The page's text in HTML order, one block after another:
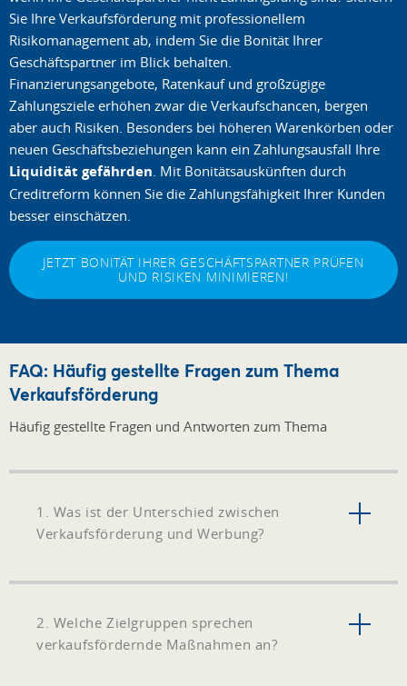
Sie Ihre Verkaufsförderung mit professionellem
Risikomanagement ab, indem Sie die Bonität Ihrer
Geschäftspartner im Blick behalten.
Finanzierungsangebote, Ratenkauf und großzügige
Zahlungsziele erhöhen zwar die Verkaufschancen, bergen
aber auch Risiken. Besonders bei höheren Warenkörben oder
neuen Geschäftsbeziehungen kann ein Zahlungsausfall Ihre
Liquidität gefährden . Mit Bonitätsauskünften durch
Creditreform können Sie die Zahlungsfähigkeit Ihrer Kunden
besser einschätzen.
JETZT BONITÄT IHRER GESCHÄFTSPARTNER PRÜFEN
UND RISIKEN MINIMIEREN!
FAQ: Häufig gestellte Fragen zum Thema
Verkaufsförderung
Häufig gestellte Fragen und Antworten zum Thema
1. Was ist der Unterschied zwischen
Verkaufsförderung und Werbung?
2. Welche Zielgruppen sprechen
verkaufsfördernde Maßnahmen an?